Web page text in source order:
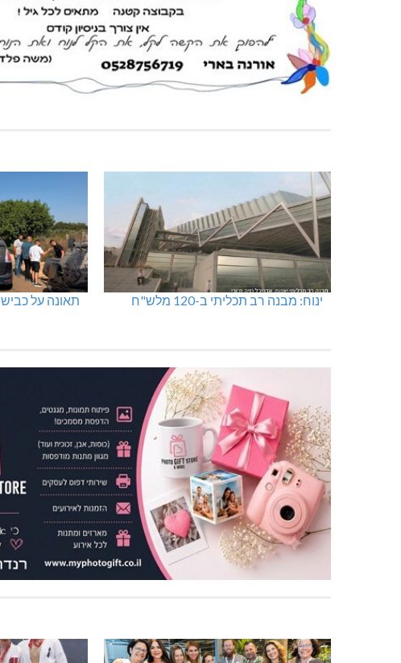
ינוח: מבנה רב תכליתי ב-120 מלש"ח תאונה על כביש 89